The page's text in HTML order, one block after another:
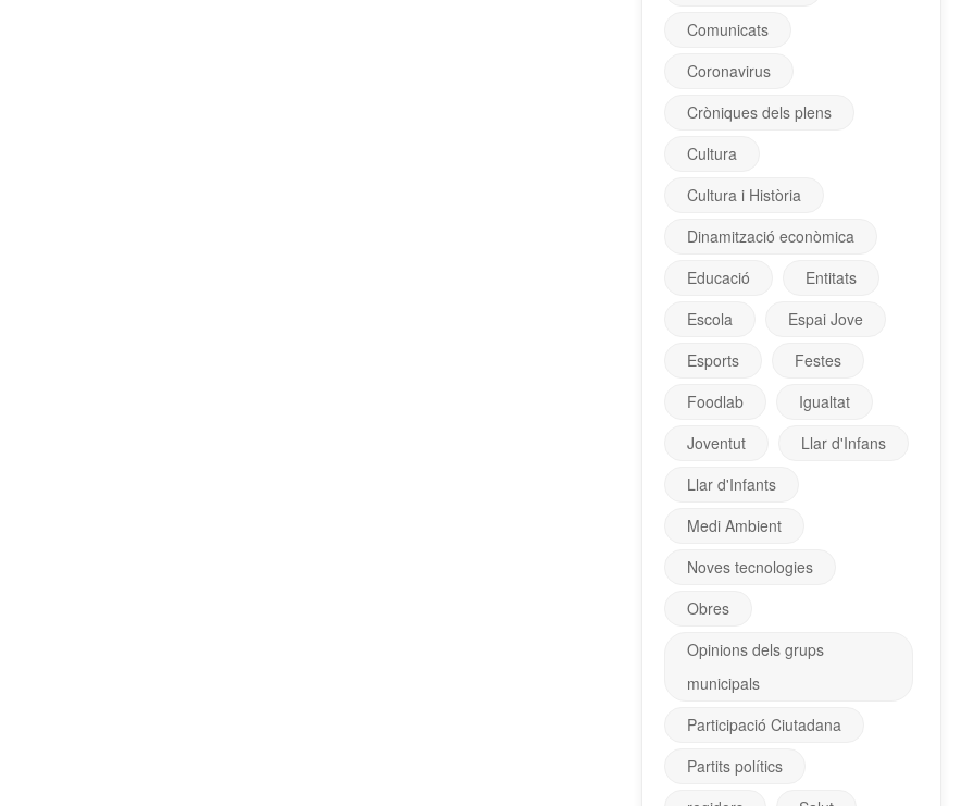
Comunicats
Coronavirus
Cròniques dels plens
Cultura
Cultura i Història
Dinamització econòmica
Educació
Entitats
Escola
Espai Jove
Esports
Festes
Foodlab
Igualtat
Joventut
Llar d'Infans
Llar d'Infants
Medi Ambient
Noves tecnologies
Obres
Opinions dels grups
municipals
Participació Ciutadana
Partits polítics